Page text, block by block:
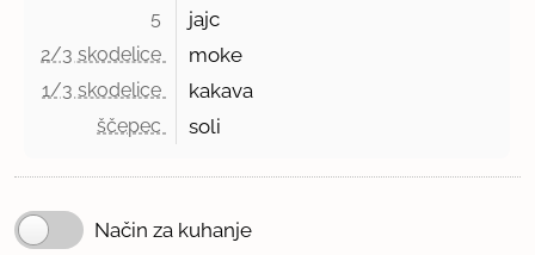
5 jajc
2/3 skodelice moke
1/3 skodelice kakava
ščepec soli
Način za kuhanje